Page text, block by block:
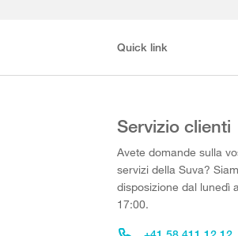
Quick link
Servizio clienti
Avete domande sulla
servizi della Suva?
disposizione dal lunedì
17:00.